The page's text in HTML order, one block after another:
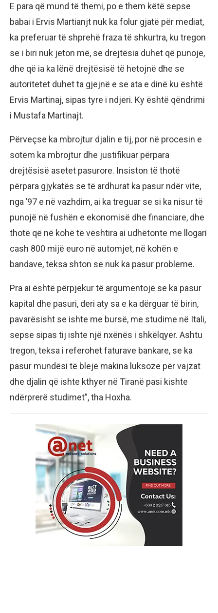
E para që mund të themi, po e them këtë sepse
babai i Ervis Martianjt nuk ka folur gjatë për mediat,
ka preferuar të shprehë fraza të shkurtra, ku tregon
se i biri nuk jeton më, se drejtësia duhet që punojë,
dhe që ia ka lënë drejtësisë të hetojnë dhe se
autoritetet duhet ta gjejnë e se ata e dinë ku është
Ervis Martinaj, sipas tyre i ndjeri. Ky është qëndrimi
i Mustafa Martinajt.
Përveçse ka mbrojtur djalin e tij, por në procesin e
sotëm ka mbrojtur dhe justifikuar përpara
drejtësisë asetet pasurore. Insiston të thotë
përpara gjykatës se të ardhurat ka pasur ndër vite,
nga ’97 e në vazhdim, ai ka treguar se si ka nisur të
punojë në fushën e ekonomisë dhe financiare, dhe
thotë që në kohë të vështira ai udhëtonte me llogari
cash 800 mijë euro në automjet, në kohën e
bandave, teksa shton se nuk ka pasur probleme.
Pra ai është përpjekur të argumentojë se ka pasur
kapital dhe pasuri, deri aty sa e ka dërguar të birin,
pavarësisht se ishte me bursë, me studime në Itali,
sepse sipas tij ishte një nxënës i shkëlqyer. Ashtu
tregon, teksa i referohet faturave bankare, se ka
pasur mundësi të blejë makina luksoze për vajzat
dhe djalin që ishte kthyer në Tiranë pasi kishte
ndërprerë studimet”, tha Hoxha.